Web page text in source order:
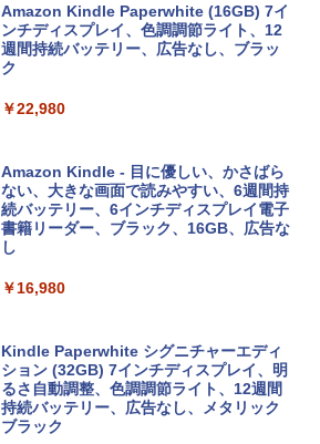
Apple 2026 MacBook Neo A18 Proチッ
プ搭載13インチノートブック：AIとAppl
e Intelligence、Liquid Retinaディスプ
レイ、8GBメモリ、512GB SSD、1080p
ィゴ + 3年延長 AppleCare+ for 13インチ
￥162,598
tomtoc 360°保護 15.6 16インチ パソコ
ンケース Dell NEC Lavie ASUS HP dyna
Apple 2026 MacBook Air M5チップ搭載
13インチノートブック：AIとApple Intell
igence、13.6インチLiquid Retinaディ
スプレイ、24GBユニファイドメモリ、1
Robloxギフトカード - 800 Robux 【限
定バーチャルアイテムを含む】 【オンラ
インゲームコード】 ロブロックス | オン
ラインコード版
￥1,300
Microsoft Office Home & Business 202
4(最新 永続版)|オンラインコード版|Wind
ows11、10/mac対応|PC2台
￥39,582
インゲームコード】 ロブロックス | オン
ラインコード版
￥3,200
生成AIパスポート公式テキスト 第４版
￥1,766
出す プロンプトの言葉 AI画像生成シリー
ズ (はぴーイラストLabo)
￥480
ClaudeCode いちばんやさしい 教科書:
にもKindle出版にも！ 非エンジニアのた
めのAIコーディング入門シリーズ
￥99
Amazon Kindle Paperwhite (16GB) 7イ
ンチディスプレイ、色調調節ライト、12
週間持続バッテリー、広告なし、ブラッ
ク
￥22,980
Amazon Kindle - 目に優しい、かさばら
ない、大きな画面で読みやすい、6週間持
続バッテリー、6インチディスプレイ電子
書籍リーダー、ブラック、16GB、広告な
し
￥16,980
Kindle Paperwhite シグニチャーエディ
ション (32GB) 7インチディスプレイ、明
るさ自動調整、色調調節ライト、12週間
持続バッテリー、広告なし、メタリック
ブラック